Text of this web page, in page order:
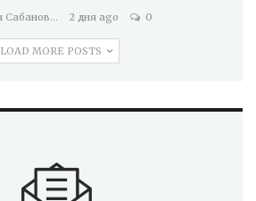
Шолпан Сабанова 2 дня ago 0
LOAD MORE POSTS